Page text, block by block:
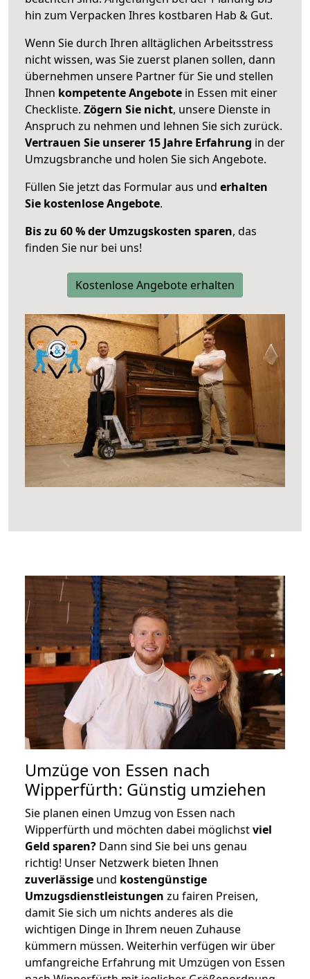
hin zum Verpacken Ihres kostbaren Hab & Gut.
Wenn Sie durch Ihren alltäglichen Arbeitsstress
nicht wissen, was Sie zuerst planen sollen, dann
übernehmen unsere Partner für Sie und stellen
Ihnen kompetente Angebote in Essen mit einer
Checkliste. Zögern Sie nicht, unsere Dienste in
Anspruch zu nehmen und lehnen Sie sich zurück.
Vertrauen Sie unserer 15 Jahre Erfahrung in der
Umzugsbranche und holen Sie sich Angebote.
Füllen Sie jetzt das Formular aus und erhalten
Sie kostenlose Angebote.
Bis zu 60 % der Umzugskosten sparen, das
finden Sie nur bei uns!
Kostenlose Angebote erhalten
Umzüge von Essen nach
Wipperfürth: Günstig umziehen
Sie planen einen Umzug von Essen nach
Wipperfürth und möchten dabei möglichstviel
Geld sparen? Dann sind Sie bei uns genau
richtig! Unser Netzwerk bieten Ihnen
zuverlässige und kostengünstige
Umzugsdienstleistungen zu fairen Preisen,
damit Sie sich um nichts anderes als die
wichtigen Dinge in Ihrem neuen Zuhause
kümmern müssen. Weiterhin verfügen wir über
umfangreiche Erfahrung mit Umzügen von Essen